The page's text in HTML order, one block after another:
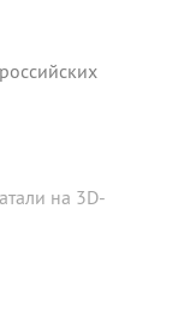
на 3D-